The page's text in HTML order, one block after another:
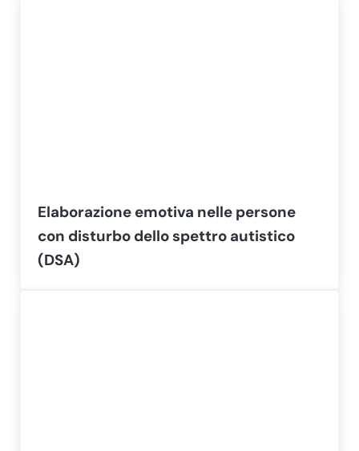
Elaborazione emotiva nelle persone
con disturbo dello spettro autistico
(DSA)